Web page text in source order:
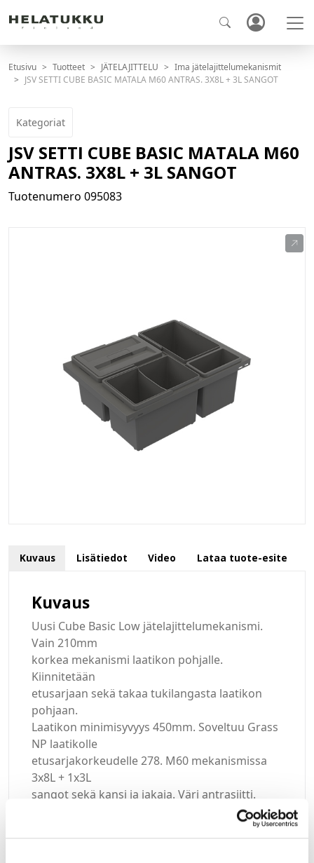
Etusivu Tuotteet JÄTELAJITTELU
Ima jätelajittelumekanismit
JSV SETTI CUBE BASIC MATALA M60 ANTRAS. 3X8L + 3L SANGOT
Kategoriat
JSV SETTI CUBE BASIC MATALA M60
ANTRAS. 3X8L + 3L SANGOT
Tuotenumero 095083
Kuvaus Lisätiedot Video Lataa tuote-esite
Kuvaus
Uusi Cube Basic Low jätelajittelumekanismi.
Vain 210mm
korkea mekanismi laatikon pohjalle.
Kiinnitetään
etusarjaan sekä takaa tukilangasta laatikon
pohjaan.
Laatikon minimisyvyys 450mm. Soveltuu Grass
NP laatikolle
etusarjakorkeudelle 278. M60 mekanismissa
3x8L + 1x3L
sangot sekä kansi ja jakaja. Väri antrasiitti.